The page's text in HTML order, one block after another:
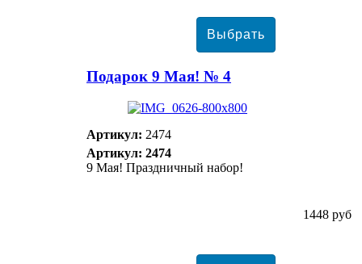
Подарок 9 Мая! № 4
Артикул: 2474
Артикул: 2474
9 Мая! Праздничный набор!
1448 руб